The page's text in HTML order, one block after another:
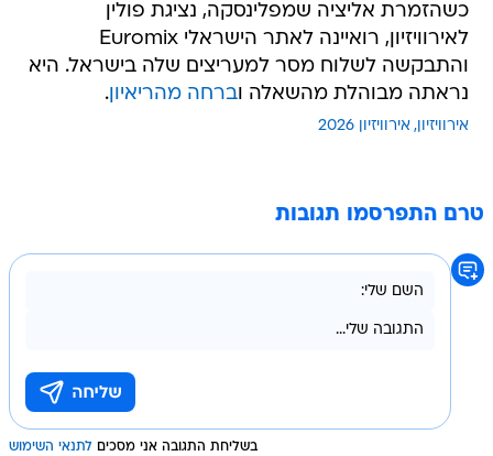
כשהזמרת אליציה שמפלינסקה, נציגת פולין
לאירוויזיון, רואיינה לאתר הישראלי Euromix
והתבקשה לשלוח מסר למעריצים שלה בישראל. היא
נראתה מבוהלת מהשאלה וברחה מהריאיון.
אירוויזיון אירוויזיון 2026
טרם התפרסמו תגובות
בשליחת התגובה אני מסכים לתנאי השימוש